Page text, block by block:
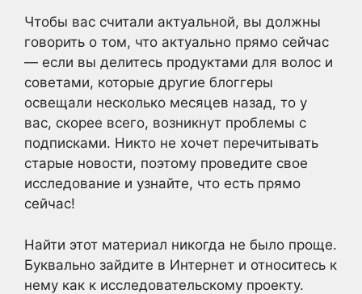
Чтобы вас считали актуальной, вы должны
говорить о том, что актуально прямо сейчас
— если вы делитесь продуктами для волос и
советами, которые другие блоггеры
освещали несколько месяцев назад, то у
вас, скорее всего, возникнут проблемы с
подписками. Никто не хочет перечитывать
старые новости, поэтому проведите свое
исследование и узнайте, что есть прямо
сейчас!
Найти этот материал никогда не было проще.
Буквально зайдите в Интернет и относитесь к
нему как к исследовательскому проекту.